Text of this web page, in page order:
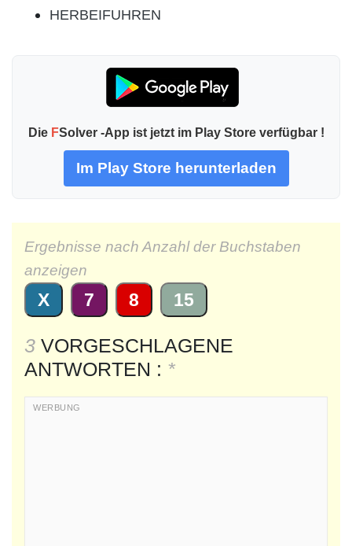
HERBEIFUHREN
Die FSolver -App ist jetzt im Play Store verfügbar !
Im Play Store herunterladen
Ergebnisse nach Anzahl der Buchstaben
anzeigen
X 7 8 15
3 VORGESCHLAGENE
ANTWORTEN : *